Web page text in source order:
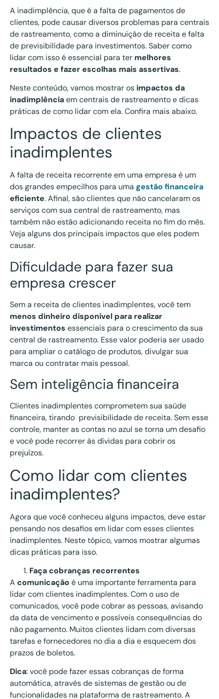
A inadimplência, que é a falta de pagamentos de
clientes, pode causar diversos problemas para centrais
de rastreamento, como a diminuição de receita e falta
de previsibilidade para investimentos. Saber como
lidar com isso é essencial para ter melhores
resultados e fazer escolhas mais assertivas.
Neste conteúdo, vamos mostrar os impactos da
inadimplênciaem centrais de rastreamento e dicas
práticas de como lidar com ela. Confira mais abaixo.
Impactos de clientes
inadimplentes
A falta de receita recorrente em uma empresa é um
dos grandes empecilhos para uma gestão financeira
eficiente. Afinal, são clientes que não cancelaram os
serviços com sua central de rastreamento, mas
também não estão adicionando receita no fim do mês.
Veja alguns dos principais impactos que eles podem
causar.
Dificuldade para fazer sua
empresa crescer
Sem a receita de clientes inadimplentes, você tem
menos dinheiro disponível para realizar
investimentos essenciais para o crescimento da sua
central de rastreamento. Esse valor poderia ser usado
para ampliar o catálogo de produtos, divulgar sua
marca ou contratar mais pessoal.
Sem inteligência financeira
Clientes inadimplentes comprometem sua saúde
financeira, tirando previsibilidade de receita. Sem esse
controle, manter as contas no azul se torna um desafio
e você pode recorrer às dívidas para cobrir os
prejuízos.
Como lidar com clientes
inadimplentes?
Agora que você conheceu alguns impactos, deve estar
pensando nos desafios em lidar com esses clientes
inadimplentes. Neste tópico, vamos mostrar algumas
dicas práticas para isso.
Faça cobranças recorrentes
A comunicação é uma importante ferramenta para
lidar com clientes inadimplentes. Com o uso de
comunicados, você pode cobrar as pessoas, avisando
da data de vencimento e possíveis consequências do
não pagamento. Muitos clientes lidam com diversas
tarefas e fornecedores no dia a dia e esquecem dos
prazos de boletos.
Dica: você pode fazer essas cobranças de forma
automática, através de sistemas de gestão ou de
funcionalidades na plataforma de rastreamento. A